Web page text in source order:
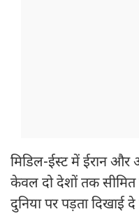
मिडिल-ईस्ट में ईरान और
केवल दो देशों तक सीमित
दुनिया पर पड़ता दिखाई